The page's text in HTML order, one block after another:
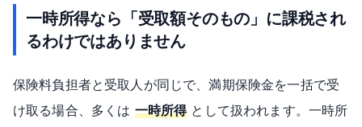
一時所得なら「受取額そのもの」に課税され
るわけではありません
保険料負担者と受取人が同じで、満期保険金を一括で受
け取る場合、多くは 一時所得として扱われます。一時所